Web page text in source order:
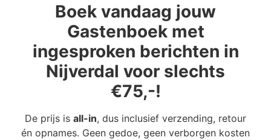
Boek vandaag jouw
Gastenboek met
ingesproken berichten in
Nijverdal voor slechts
€75,-!
De prijs is all-in, dus inclusief verzending, retour
én opnames. Geen gedoe, geen verborgen kosten